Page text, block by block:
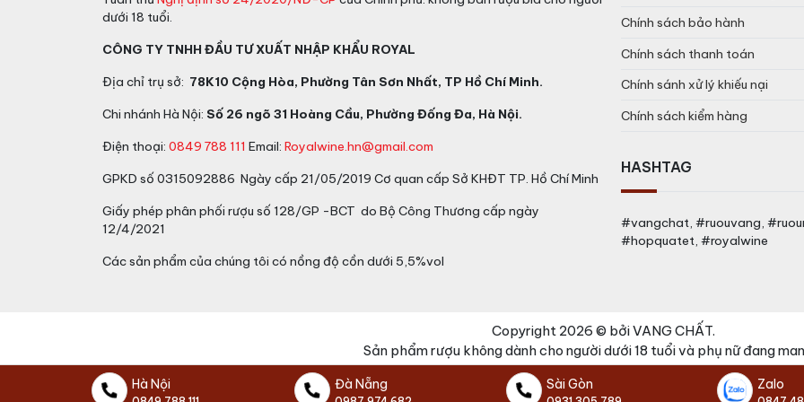
Chai Chivas 24
có chỉ có 1 dung tích đó là 700ml, trên thị trường đang phân phối dòng rượu này
hàng nhập khẩu chính ngạch có tem mác đầy đủ và tem phụ của
Tập đoàn Pirnod Ricard.
Quý khách hãy liên hệ trực tiếp với Vang Chất để có giá tốt nhất cũng như được tư vấn cụ thể về
kết chỉ phân phối hàng nhập khẩu chính ngạch có tem mác đầy đủ và hóa đơn VAT, giấy tờ nhập
Địa chỉ mua Royal Salute 24 Years Old chính
Vang Chất tự hào là nhà phân phối cấp 1 của hãng rượu Chivas tại Việt Nam. Tất cả các sản phẩm
hàng nhập khẩu chính ngạch do chính hãng rượu nhập khẩu trực tiếp vào Việt Nam. Đến với Vang
dưới 18 tuổi.
CÔNG TY TNHH ĐẦU TƯ XUẤT NHẬP KHẨU ROYAL
Địa chỉ trụ sở: 78K10 Cộng Hòa, Phường Tân Sơn Nhất, TP Hồ Chí Minh.
Chi nhánh Hà Nội: Số 26 ngõ 31 Hoàng Cầu, Phường Đống Đa, Hà Nội.
Điện thoại: 0849 788 111 Email: Royalwine.hn@gmail.com
GPKD số 0315092886 Ngày cấp 21/05/2019 Cơ quan cấp Sở KHĐT TP. Hồ Chí Minh
Giấy phép phân phối rượu số 128/GP -BCT do Bộ Công Thương cấp ngày
12/4/2021
Các sản phẩm của chúng tôi có nồng độ cồn dưới 5,5%vol
Chính sách bảo hành
Chính sách thanh toán
Chính sánh xử lý khiếu nại
Chính sách kiểm hàng
HASHTAG
#vangchat, #ruouvang,
#hopquatet, #royalwine
Copyright 2026 © bởi VANG CHẤT.
Sản phẩm rượu không dành cho người dưới 18 tuổi và phụ nữ đang
Hà Nội Đà Nẵng Sài Gòn Zalo